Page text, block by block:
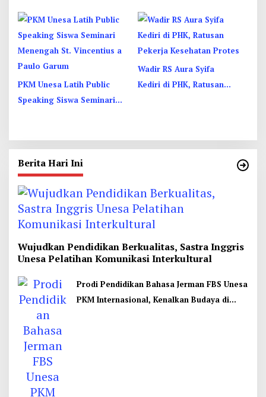
Ukhuwah
PKM Unesa Latih Public
Speaking Siswa Seminari
Wadir RS Aura Syifa
Kediri di PHK, Ratusan
Berita Hari Ini
Wujudkan Pendidikan Berkualitas, Sastra Inggris
Unesa Pelatihan Komunikasi Interkultural
Prodi Pendidikan Bahasa Jerman FBS Unesa
PKM Internasional, Kenalkan Budaya di